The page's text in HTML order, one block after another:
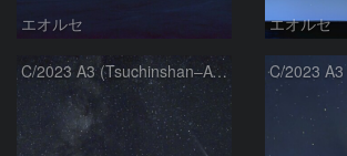
エオルセ エオルセ
C/2023 A3 (Tsuchinshan–ATLAS)と天の川